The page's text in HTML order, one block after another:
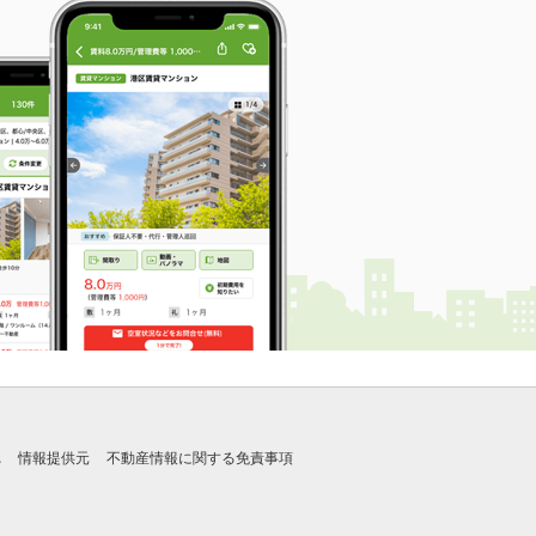
情報提供元 不動産情報に関する免責事項